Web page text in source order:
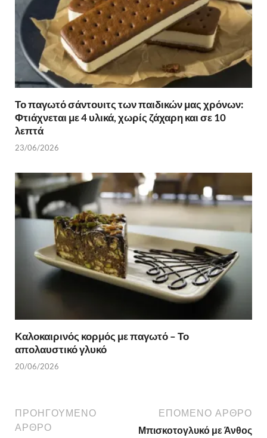
Το παγωτό σάντουιτς των παιδικών μας χρόνων:
Φτιάχνεται με 4 υλικά, χωρίς ζάχαρη και σε 10
λεπτά
23/06/2026
Καλοκαιρινός κορμός με παγωτό – Το
απολαυστικό γλυκό
20/06/2026
ΠΡΟΗΓΟΎΜΕΝΟ
ΆΡΘΡΟ
ΕΠΌΜΕΝΟ ΆΡΘΡΟ
Μπισκοτογλυκό με Άνθος